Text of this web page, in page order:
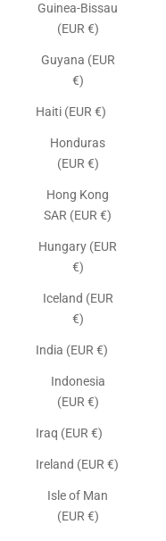
Guinea-Bissau
(EUR €)
Guyana (EUR
€)
Haiti (EUR €)
Honduras
(EUR €)
Hong Kong
SAR (EUR €)
Hungary (EUR
€)
Iceland (EUR
€)
India (EUR €)
Indonesia
(EUR €)
Iraq (EUR €)
Ireland (EUR €)
Isle of Man
(EUR €)